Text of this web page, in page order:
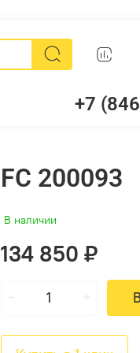
+7
FC 200093
В наличии
134 850 ₽